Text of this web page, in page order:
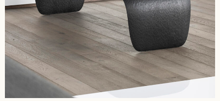
À propos Contact Presse EN FR